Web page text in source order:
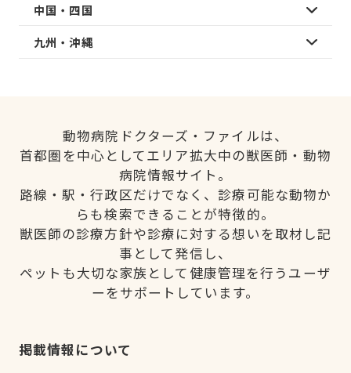
中国・四国
九州・沖縄
動物病院ドクターズ・ファイルは、
首都圏を中心としてエリア拡大中の獣医師・動物
病院情報サイト。
路線・駅・行政区だけでなく、診療可能な動物か
らも検索できることが特徴的。
獣医師の診療方針や診療に対する想いを取材し記
事として発信し、
ペットも大切な家族として健康管理を行うユーザ
ーをサポートしています。
掲載情報について